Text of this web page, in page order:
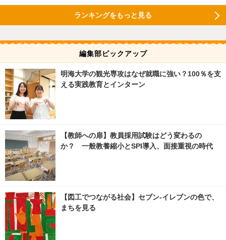
ランキングをもっと見る
編集部ピックアップ
明海大学の観光専攻はなぜ就職に強い？100％を支
える実践教育とインターン
【教師への扉】教員採用試験はどう変わるの
か？ 一般教養縮小とSPI導入、面接重視の時代
【図工でつながる社会】セブン‐イレブンの色で、
まちを見る